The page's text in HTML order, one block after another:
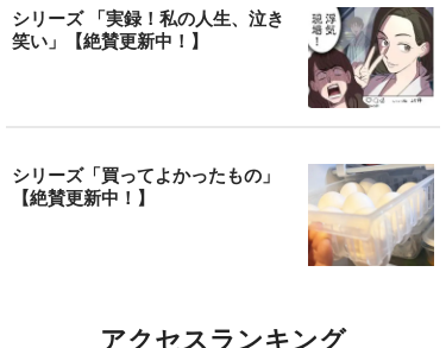
シリーズ 「実録！私の人生、泣き
笑い」【絶賛更新中！】
シリーズ「買ってよかったもの」
【絶賛更新中！】
アクセスランキング